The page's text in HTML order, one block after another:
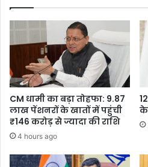
CM धामी का बड़ा तोहफा: 9.87
लाख पेंशनरों के खातों में पहुंची
₹146 करोड़ से ज्यादा की राशि
4 hours ago
के